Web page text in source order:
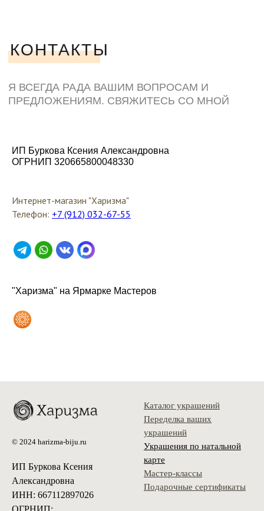
ИП Буркова Ксения Александровна
ОГРНИП 320665800048330
Интернет-магазин "Харизма"
Телефон: +7 (912) 032-67-55
"Харизма" на Ярмарке Мастеров
© 2024 harizma-biju.ru
ИП Буркова Ксения
Александровна
ИНН: 667112897026
ОГРНИП:
Каталог украшений
Переделка ваших
украшений
Украшения по натальной
карте
Мастер-классы
Подарочные сертификаты